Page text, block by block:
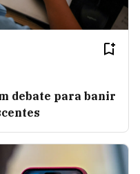
debate para banir